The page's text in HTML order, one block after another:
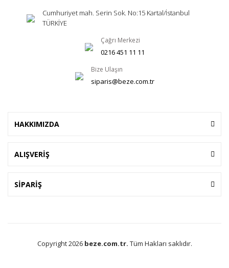
Cumhuriyet mah. Serin Sok. No:15 Kartal/İstanbul
TÜRKİYE
Çağrı Merkezi
0216 451 11 11
Bize Ulaşın
siparis@beze.com.tr
HAKKIMIZDA
ALIŞVERİŞ
SİPARİŞ
Copyright 2026 beze.com.tr. Tüm Hakları saklıdır.